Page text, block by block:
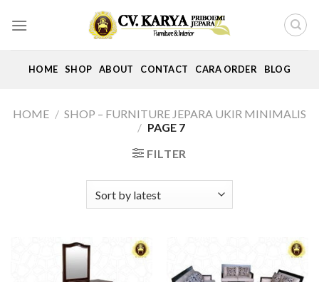
HOME SHOP ABOUT CONTACT CARA ORDER BLOG
HOME / SHOP – FURNITURE JEPARA UKIR MINIMALIS
/ PAGE 7
FILTER